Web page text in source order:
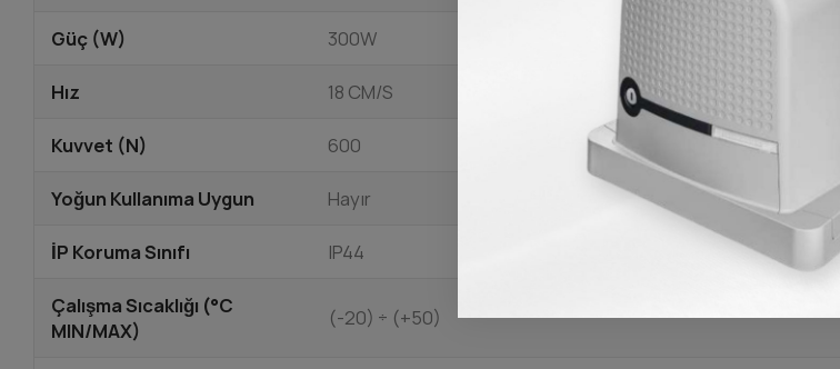
Güç (W) 300W
Hız 18 CM/S
Kuvvet (N) 600
Yoğun Kullanıma Uygun Hayır
İP Koruma Sınıfı IP44
Çalışma Sıcaklığı (°C
MIN/MAX)
(-20) ÷ (+50)